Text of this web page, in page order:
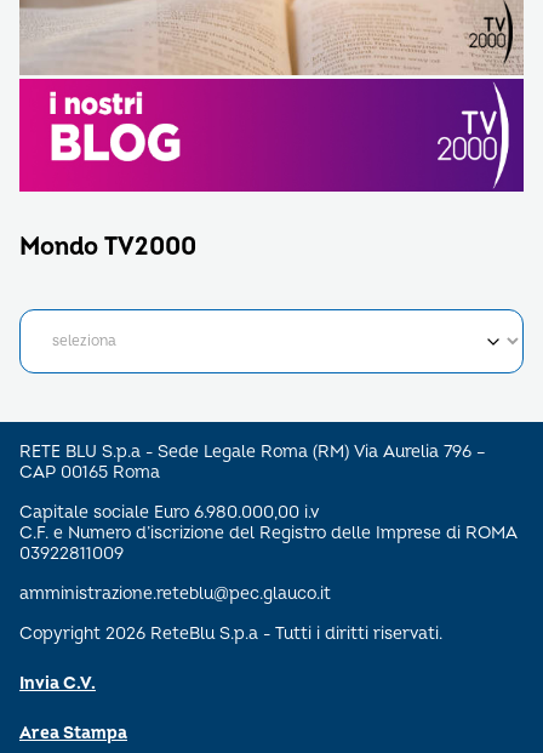
Mondo TV2000
RETE BLU S.p.a - Sede Legale Roma (RM) Via Aurelia 796 –
CAP 00165 Roma
Capitale sociale Euro 6.980.000,00 i.v
C.F. e Numero d’iscrizione del Registro delle Imprese di ROMA
03922811009
amministrazione.reteblu@pec.glauco.it
Copyright 2026 ReteBlu S.p.a - Tutti i diritti riservati.
Invia C.V.
Area Stampa